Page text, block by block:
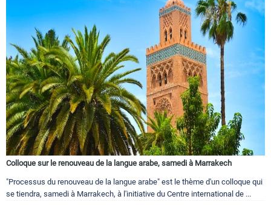
Colloque sur le renouveau de la langue arabe, samedi à Marrakech
"Processus du renouveau de la langue arabe" est le thème d'un colloque qui
se tiendra, samedi à Marrakech, à l'initiative du Centre international de ...